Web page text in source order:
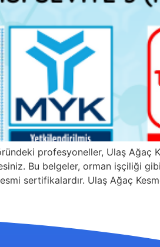
profesyoneller, Ulaş Ağaç
Bu belgeler, orman işçiliği
sertifikalardır. Ulaş Ağaç